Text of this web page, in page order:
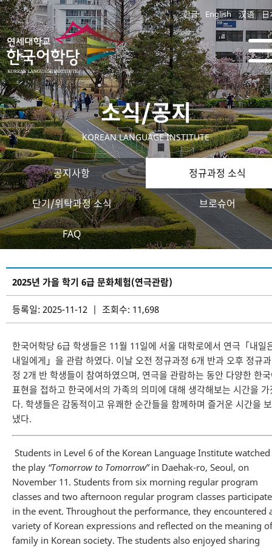
한글 English 汉语 日
소식/공지
KOREAN LANGUAGE INSTITUTE
공지사항 정규과정 소식
단기/위탁과정 소식 브로슈어
FAQ
2025년 가을 학기 6급 문화체험(연극관람)
등록일: 2025-11-12 | 조회수: 11,698
한국어학당 6급 학생들은 11월 11일에 서울 대학로에서 연극「내일
내일에게」을 관람 하였다. 이날 오전 정규과정 6개 반과 오후 정규과
정 2개 반 학생들이 참여하였으며, 연극을 관람하는 동안 다양한 한
표현을 접하고 한국에서의 가족의 의미에 대해 생각해보는 시간을 가
다. 학생들은 감동적이고 유쾌한 순간들을 함께하며 즐거운 시간을 보
냈다.
Students in Level 6 of the Korean Language Institute watched
the play “Tomorrow to Tomorrow”in Daehak-ro, Seoul, on
November 11. Students from six morning regular program
classes and two afternoon regular program classes
in the event. Throughout the performance, they encountered
variety of Korean expressions and reflected on the meaning of
family in Korean society. The students also enjoyed sharing